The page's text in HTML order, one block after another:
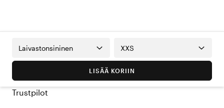
Laivastonsininen XXS
LISÄÄ KORIIN
Trustpilot